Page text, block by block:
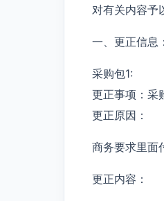
对有关内容予
一、更正信息：
采购包1:
更正事项：采
更正原因：
商务要求里面
更正内容：